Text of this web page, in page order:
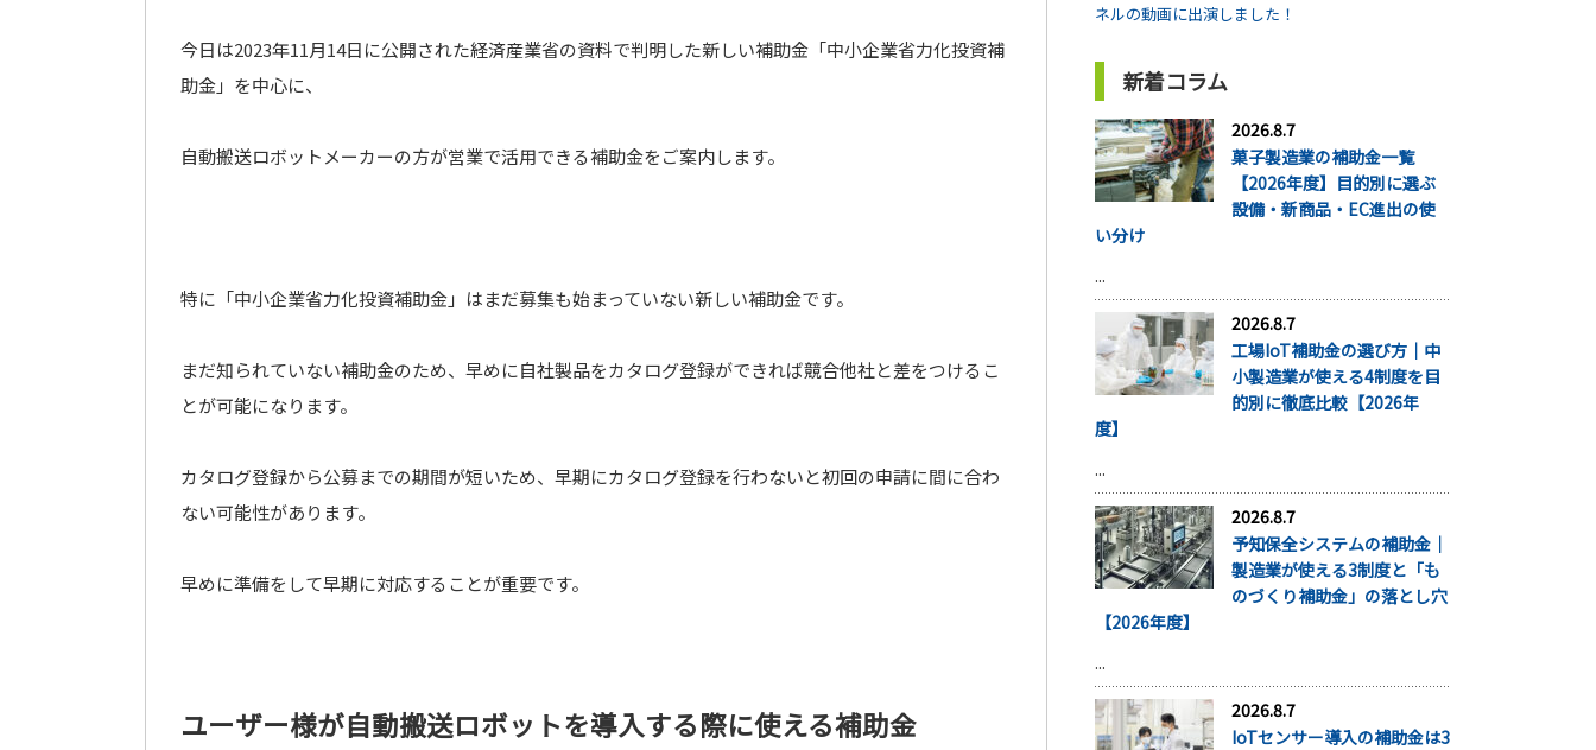
今日は2023年11月14日に公開された経済産業省の資料で判明した新しい補助金「中小企業省力化投資補
助金」を中心に、
自動搬送ロボットメーカーの方が営業で活用できる補助金をご案内します。
特に「中小企業省力化投資補助金」はまだ募集も始まっていない新しい補助金です。
まだ知られていない補助金のため、早めに自社製品をカタログ登録ができれば競合他社と差をつけるこ
とが可能になります。
カタログ登録から公募までの期間が短いため、早期にカタログ登録を行わないと初回の申請に間に合わ
ない可能性があります。
早めに準備をして早期に対応することが重要です。
ユーザー様が自動搬送ロボットを導入する際に使える補助金
ネルの動画に出演しました！
新着コラム
2026.8.7
菓子製造業の補助金一覧
【2026年度】目的別に選ぶ
設備・新商品・EC進出の使
い分け
...
2026.8.7
工場IoT補助金の選び方｜中
小製造業が使える4制度を目
的別に徹底比較【2026年
度】
...
2026.8.7
予知保全システムの補助金｜
製造業が使える3制度と「も
のづくり補助金」の落とし穴
【2026年度】
...
2026.8.7
IoTセンサー導入の補助金は3